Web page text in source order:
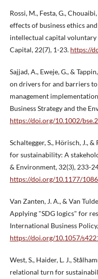
Rossi, M., Festa, G.,
effects of business ethics
intellectual capital
Capital, 22(7), 1-23. https://
Sajjad, A., Eweje, G., &
on drivers for and barriers
management
Business Strategy and the
https://doi.org/10.1002/
Schaltegger, S., Hörisch, J., &
for sustainability: A
& Environment, 32(3), 233-
https://doi.org/10.1177/
Van Zanten, J. A., & Van
Applying "SDG logics" for
International Business
https://doi.org/10.1057/
West, S., Haider, L. J.,
relational turn for